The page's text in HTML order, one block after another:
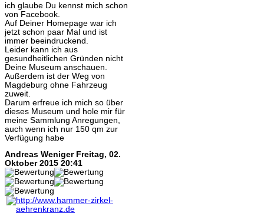
ich glaube Du kennst mich schon
von Facebook.
Auf Deiner Homepage war ich
jetzt schon paar Mal und ist
immer beeindruckend.
Leider kann ich aus
gesundheitlichen Gründen nicht
Deine Museum anschauen.
Außerdem ist der Weg von
Magdeburg ohne Fahrzeug
zuweit.
Darum erfreue ich mich so über
dieses Museum und hole mir für
meine Sammlung Anregungen,
auch wenn ich nur 150 qm zur
Verfügung habe
Andreas Weniger Freitag, 02.
Oktober 2015 20:41